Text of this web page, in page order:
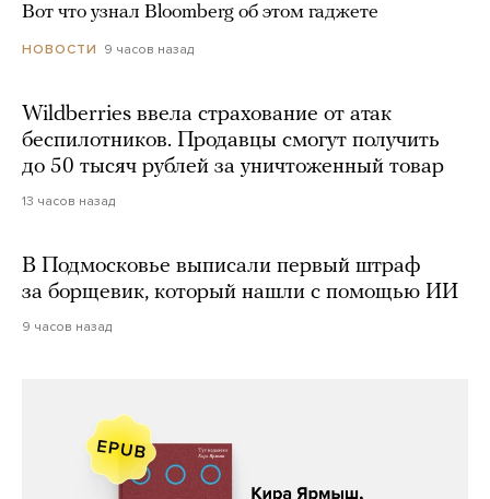
Вот что узнал Bloomberg об этом гаджете
НОВОСТИ 9 часов назад
Wildberries ввела страхование от атак
беспилотников. Продавцы смогут получить
до 50 тысяч рублей за уничтоженный товар
13 часов назад
В Подмосковье выписали первый штраф
за борщевик, который нашли с помощью ИИ
9 часов назад